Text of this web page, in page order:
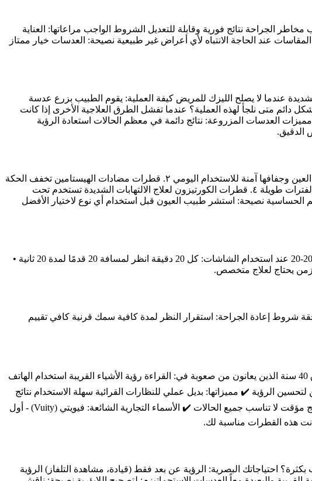
الجراحة نتائج فورية وقابلة للتعديل الشروط الواجب مراعاتها: العناية
عند الحاجة الانتباه لأي أعراض غير طبيعية نصيحة: العدسات خيار ممتاز
عندما لا يصلح الليزك للمريض كيفة العملية: يقوم الطبيب بزرع عدسة
متى نلجأ لهذه العملية؟ عندما تفشل الطرق العلاجية الأخرى إذا كانت
العدسات المزروعة: نتائج دائمة في معظم الحالات استعادة الرؤية
الدقيق.
أنواع قطرات العين واستخداماتها: توجد عدة أنواع من قطرات العين لعلاج حالات مختلفة: ١. الدموع الاصطناعية لترطيب العين وجفافها آمنة للاستخدام اليومي ٢. قطرات مضادات الهيستامين تخفف الحكة
والاحمرار الناتج عن الحساسية مثالية لموسم الربيع ٣. قطرات مزيلة للاحتقان تقلل الاحمرار بسرعة لا ينصح باستخدامها لفترات طويلة ٤. قطرات الكورتيزون لعلاج الالتهابات الشديدة تستخدم تحت
للوقاية قبل موسم الحساسية نصيحة: استشر طبيب العيون قبل استخدام أي نوع لاختيار الأفضل
نصائح فعالة لعلاج جفاف العين: • استخدم الدموع الاصطناعية بانتظام • تجنب الأماكن الجافة أو العاصفة • اتبع قاعدة 20-20-20 عند استخدام الشاشات: كل 20 دقيقة انظر لمسافة 20 قدمًا لمدة 20 ثانية •
شروط إعادة الجراحة: استقرار النظر لمدة كافية سمك قرنية كافي تقييم
قطرات علاج قصور البصر الشيخوخي (Presbyopia Drops) ماذا تعرف عنها؟ ✔️ لمن تُصمم هذه القطرات؟ للأشخاص فوق 40 سنة الذين يعانون من صعوبة في: القراءة رؤية الأشياء القريبة استخدام الهاتف
الرؤية ✔️ مميزاتها: بديل عملي للنظارات القرائية سهلة الاستخدام نتائج
سريعة ✔️ تحذيرات مهمة: يجب استخدامها تحت إشراف طبيب العيون قد تسبب بعض الآثار الجانبية مثل: صداع خفيف وهج مؤقت لا تناسب جميع الحالات ✔️ الأسماء التجارية الشائعة: فيويتي (Vuity) - أول
هذه القطرات مناسبة لك.
احتياجاتك البصرية: الرؤية عن بعد فقط (قيادة، مشاهدة التلفاز) الرؤية